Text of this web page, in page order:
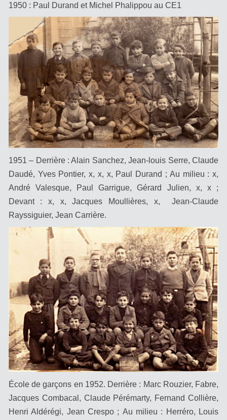
1950 : Paul Durand et Michel Phalippou au CE1
1951 – Derrière : Alain Sanchez, Jean-louis Serre, Claude
Daudé, Yves Pontier, x, x, x, Paul Durand ; Au milieu : x,
André Valesque, Paul Garrigue, Gérard Julien, x, x ;
Devant : x, x, Jacques Moullières, x, Jean-Claude
Rayssiguier, Jean Carrière.
École de garçons en 1952. Derrière : Marc Rouzier, Fabre,
Jacques Combacal, Claude Pérémarty, Fernand Collière,
Henri Aldérégi, Jean Crespo ; Au milieu : Herréro, Louis